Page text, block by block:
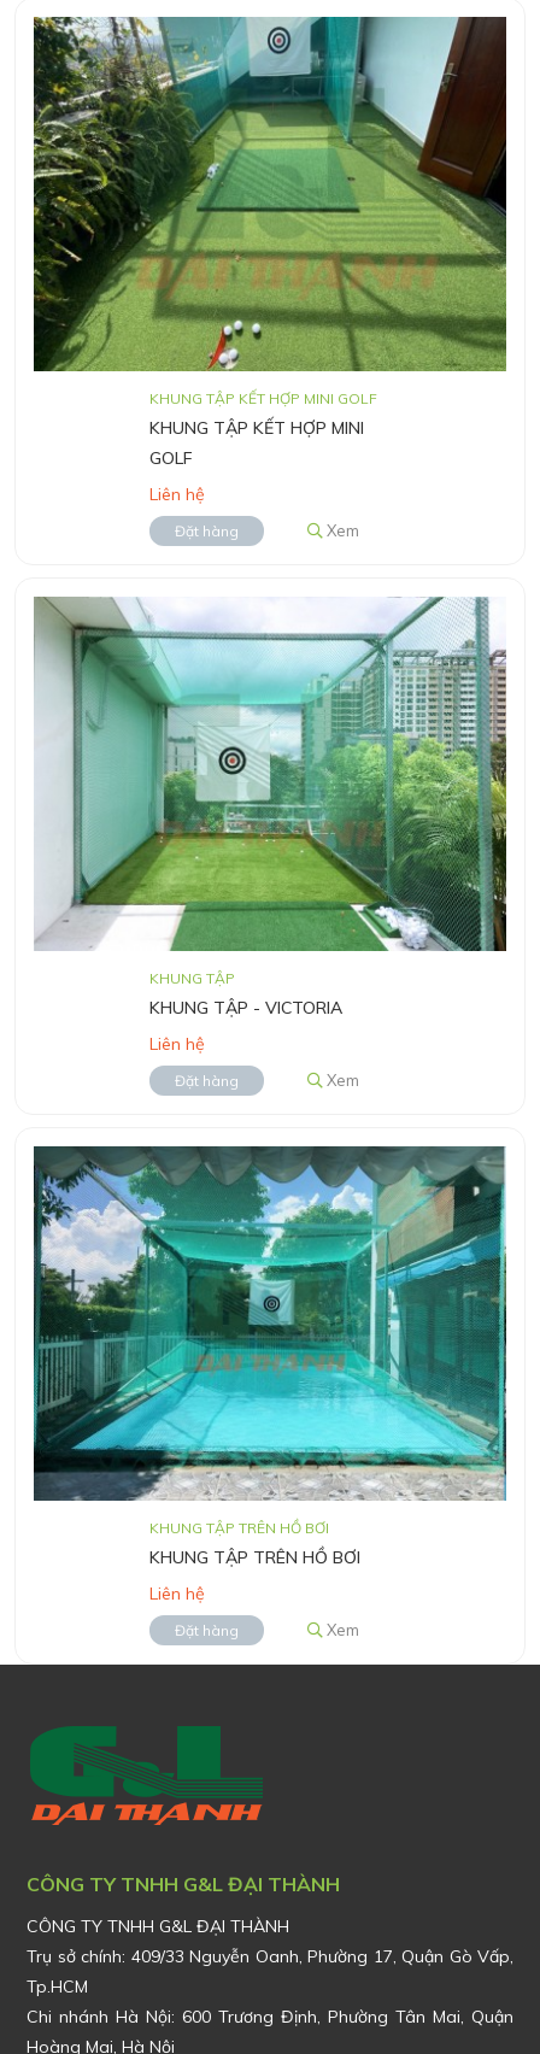
KHUNG TẬP KẾT HỢP MINI GOLF
KHUNG TẬP KẾT HỢP MINI
GOLF
Liên hệ
Đặt hàng Xem
KHUNG TẬP
KHUNG TẬP - VICTORIA
Liên hệ
Đặt hàng Xem
KHUNG TẬP TRÊN HỒ BƠI
KHUNG TẬP TRÊN HỒ BƠI
Liên hệ
Đặt hàng Xem
CÔNG TY TNHH G&L ĐẠI THÀNH
CÔNG TY TNHH G&L ĐẠI THÀNH
Trụ sở chính: 409/33 Nguyễn Oanh, Phường 17, Quận Gò Vấp,
Tp.HCM
Chi nhánh Hà Nội: 600 Trương Định, Phường Tân Mai, Quận
Hoàng Mai, Hà Nội